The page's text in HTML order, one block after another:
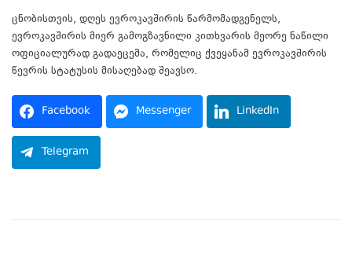
ცნობისთვის, დღეს ევროკავშირის წარმომადგენელს,
ევროკავშირის მიერ გამოგზავნილი კითხვარის მეორე ნაწილი
ოფიციალურად გადაეცემა, რომელიც ქვეყანამ ევროკავშირის
წევრის სტატუსის მისაღებად შეავსო.
Facebook Messenger LinkedIn
Telegram